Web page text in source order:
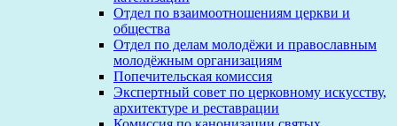
Отдел по взаимоотношениям церкви и
общества
Отдел по делам молодёжи и православным
молодёжным организациям
Попечительская комиссия
Экспертный совет по церковному искусству,
архитектуре и реставрации